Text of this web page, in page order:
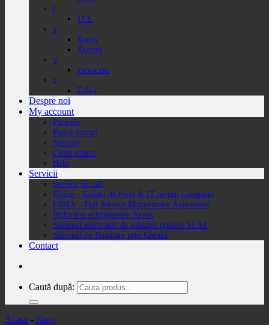
t
TCL
x
Xerox
Xiaomi
v
viewsonic
z
Zebra
Despre noi
My account
Partener
Portal facturi
Sesizare
Citire contor
Help
Servicii
Service on call
Estico – Soluții de Print & IT pentru Companii
FSMA – Full Service Maintenance Agreement
Inchiriere echipamente Xerox
Sistemul electronic de achiziții publice SEAP
Sistemul de finanțare prin Grenke
Contact
Caută după:
Acasa - Shop